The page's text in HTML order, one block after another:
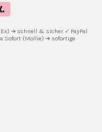
➔ schnell & sicher ✓ PayPal
Sofort (Mollie) ➔ sofortige